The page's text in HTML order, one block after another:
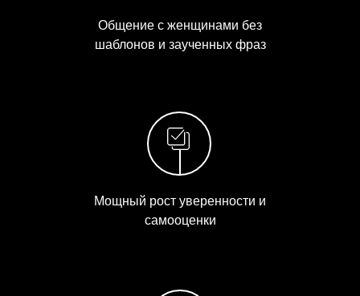
Общение с женщинами без
шаблонов и заученных фраз
Мощный рост уверенности и
самооценки